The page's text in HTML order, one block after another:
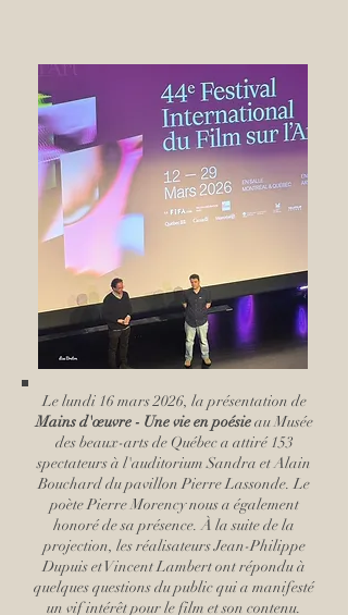
Le lundi 16 mars 2026, la présentation de
Mains d'œuvre - Une vie en poésieau Musée
des beaux-arts de Québec a attiré 153
spectateurs à l'auditorium Sandra et Alain
Bouchard du pavillon Pierre Lassonde. Le
poète Pierre Morency nous a également
honoré de sa présence. À la suite de la
projection, les réalisateurs Jean-Philippe
Dupuis et Vincent Lambert ont répondu à
quelques questions du public qui a manifesté
un vif intérêt pour le film et son contenu.